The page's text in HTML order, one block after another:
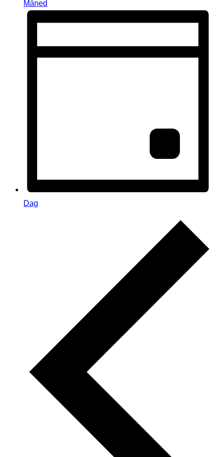
Måned
Dag